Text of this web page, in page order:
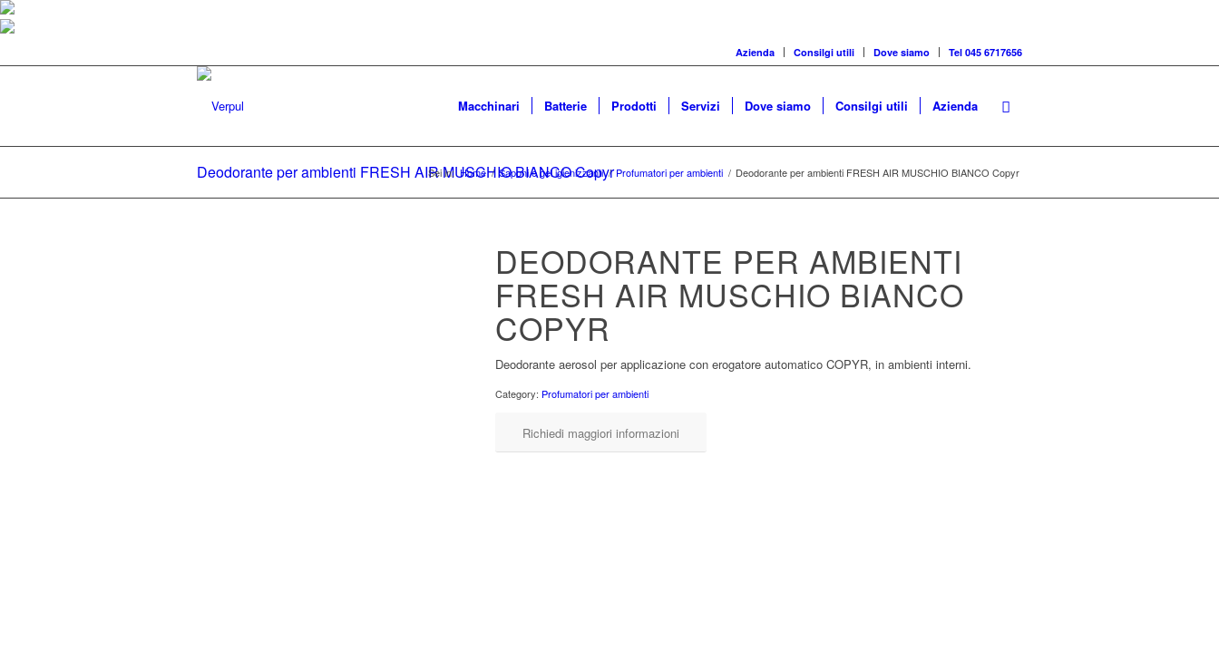
Azienda Consilgi utili Dove siamo Tel 045 6717656
Macchinari Batterie Prodotti Servizi Dove siamo Consilgi utili Azienda
Deodorante per ambienti FRESH AIR MUSCHIO BIANCO Copyr
Sei in: Home / Saponi e gel igienizzanti / Profumatori per ambienti / Deodorante per ambienti FRESH AIR MUSCHIO BIANCO Copyr
DEODORANTE PER AMBIENTI
FRESH AIR MUSCHIO BIANCO
COPYR
Deodorante aerosol per applicazione con erogatore automatico COPYR, in ambienti interni.
Category: Profumatori per ambienti
Richiedi maggiori informazioni